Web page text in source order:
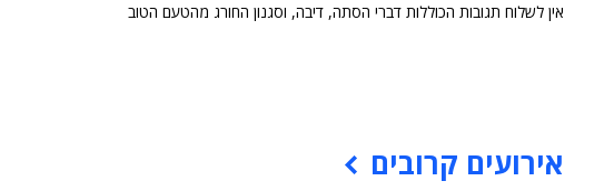
אין לשלוח תגובות הכוללות דברי הסתה, דיבה, וסגנון החורג מהטעם הטוב
אירועים קרובים